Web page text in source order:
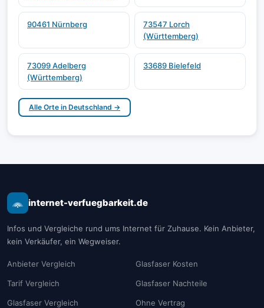
90461 Nürnberg
73547 Lorch
(Württemberg)
73099 Adelberg
(Württemberg)
33689 Bielefeld
Alle Orte in Deutschland →
internet-verfuegbarkeit.de
Infos und Vergleiche rund ums Internet für Zuhause. Kein Anbieter,
kein Verkäufer, ein Wegweiser.
Anbieter Vergleich
Tarif Vergleich
Glasfaser Vergleich
Glasfaser Kosten
Glasfaser Nachteile
Ohne Vertrag